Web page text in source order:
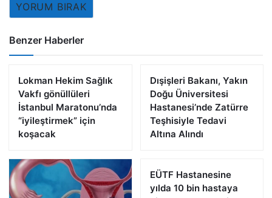
YORUM BIRAK
Benzer Haberler
Lokman Hekim Sağlık
Vakfı gönüllüleri
İstanbul Maratonu’nda
“iyileştirmek” için
koşacak
Dışişleri Bakanı, Yakın
Doğu Üniversitesi
Hastanesi’nde Zatürre
Teşhisiyle Tedavi
Altına Alındı
EÜTF Hastanesine
yılda 10 bin hastaya